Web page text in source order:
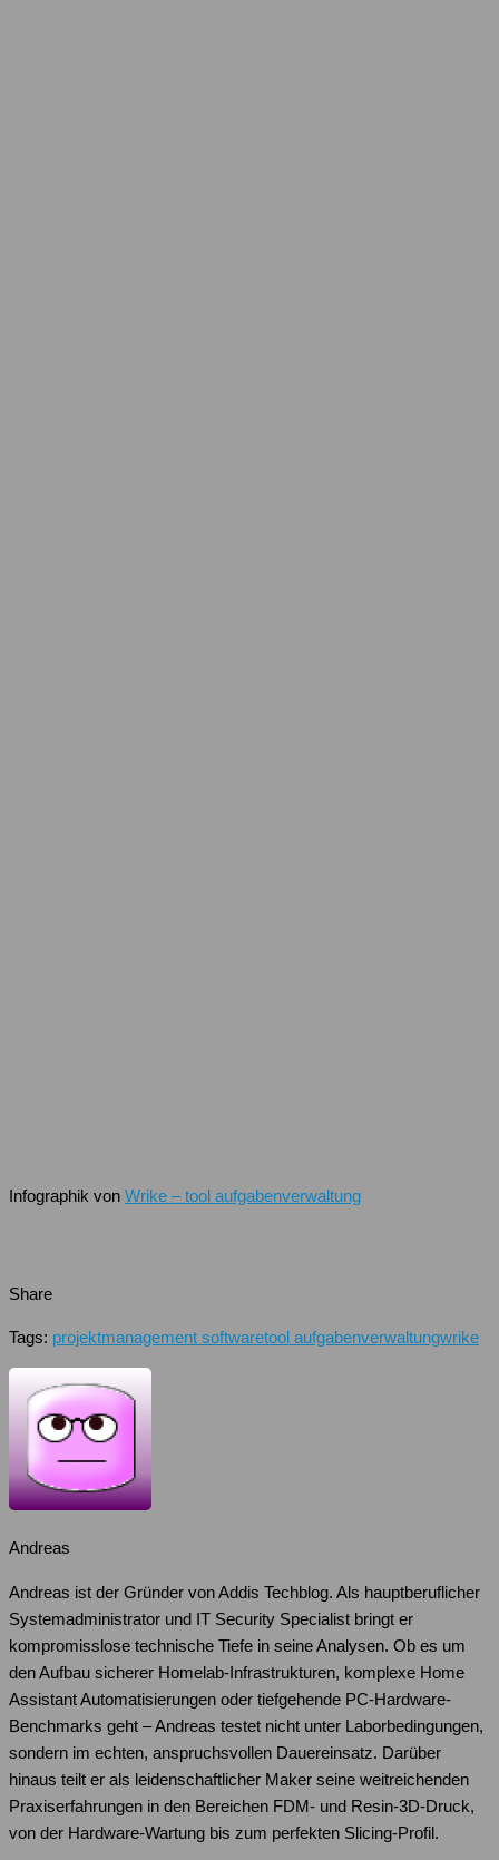
Infographik von Wrike – tool aufgabenverwaltung
Share
Tags: projektmanagement softwaretool aufgabenverwaltungwrike
Andreas
Andreas ist der Gründer von Addis Techblog. Als hauptberuflicher
Systemadministrator und IT Security Specialist bringt er
kompromisslose technische Tiefe in seine Analysen. Ob es um
den Aufbau sicherer Homelab-Infrastrukturen, komplexe Home
Assistant Automatisierungen oder tiefgehende PC-Hardware-
Benchmarks geht – Andreas testet nicht unter Laborbedingungen,
sondern im echten, anspruchsvollen Dauereinsatz. Darüber
hinaus teilt er als leidenschaftlicher Maker seine weitreichenden
Praxiserfahrungen in den Bereichen FDM- und Resin-3D-Druck,
von der Hardware-Wartung bis zum perfekten Slicing-Profil.